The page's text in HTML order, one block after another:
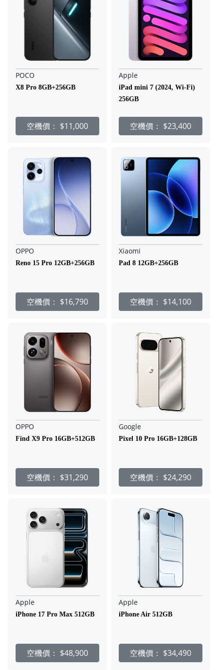
POCO
X8 Pro 8GB+256GB
空機價： $11,000
Apple
iPad mini 7 (2024, Wi-Fi)
256GB
空機價： $23,400
OPPO
Reno 15 Pro 12GB+256GB
空機價： $16,790
Xiaomi
Pad 8 12GB+256GB
空機價： $14,100
OPPO
Find X9 Pro 16GB+512GB
空機價： $31,290
Google
Pixel 10 Pro 16GB+128GB
空機價： $24,290
Apple
iPhone 17 Pro Max 512GB
空機價： $48,900
Apple
iPhone Air 512GB
空機價： $34,490